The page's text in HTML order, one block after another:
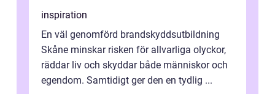
inspiration
En väl genomförd brandskyddsutbildning
Skåne minskar risken för allvarliga olyckor,
räddar liv och skyddar både människor och
egendom. Samtidigt ger den en tydlig ...